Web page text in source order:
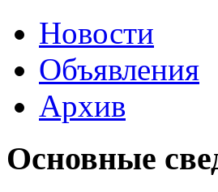
Новости
Объявления
Архив
Основные